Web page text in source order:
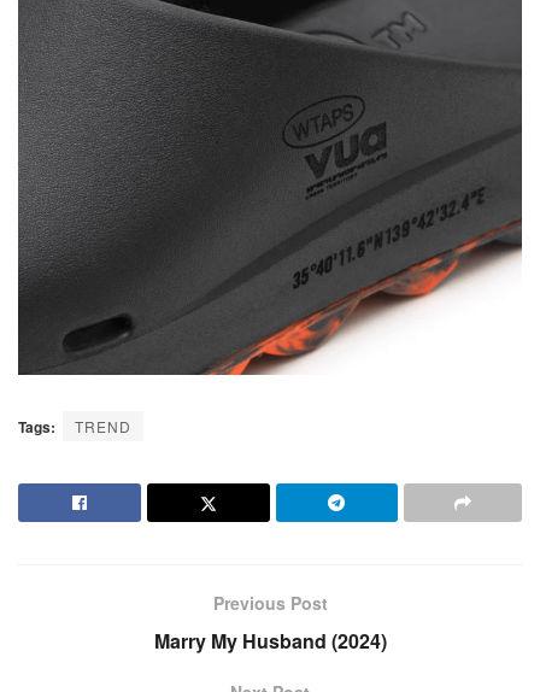
Tags: TREND
Previous Post
Marry My Husband (2024)